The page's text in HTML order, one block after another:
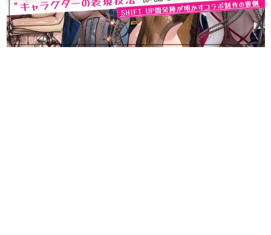
なんでゲームは面白い？
ゲーム開発者・hamatsu氏がゲームの魅力を画面や操作の
具体的な形から解き明かしていく、硬派で骨太な評論連載